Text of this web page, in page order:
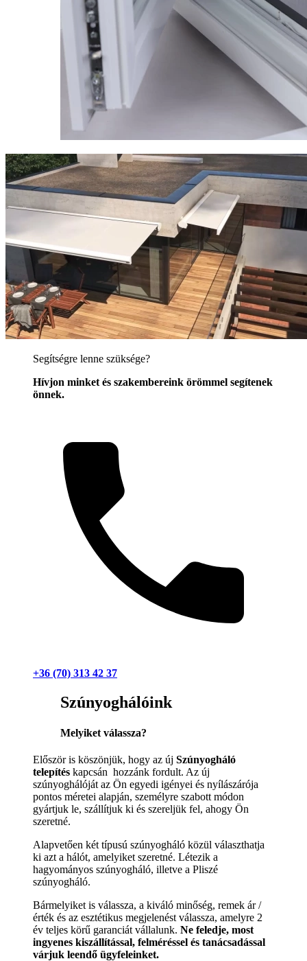
Segítségre lenne szüksége?
Hívjon minket és szakembereink örömmel segítenek
önnek.
+36 (70) 313 42 37
Szúnyoghálóink
Melyiket válassza?
Először is köszönjük, hogy az új Szúnyogháló
telepítés kapcsán hozzánk fordult. Az új
szúnyoghálóját az Ön egyedi igényei és nyílászárója
pontos méretei alapján, személyre szabott módon
gyártjuk le, szállítjuk ki és szereljük fel, ahogy Ön
szeretné.
Alapvetően két típusú szúnyogháló közül választhatja
ki azt a hálót, amelyiket szeretné. Létezik a
hagyományos szúnyogháló, illetve a Pliszé
szúnyogháló.
Bármelyiket is válassza, a kiváló minőség, remek ár /
érték és az esztétikus megjelenést válassza, amelyre 2
év teljes körű garanciát vállalunk. Ne feledje, most
ingyenes kiszállítással, felméréssel és tanácsadással
várjuk leendő ügyfeleinket.